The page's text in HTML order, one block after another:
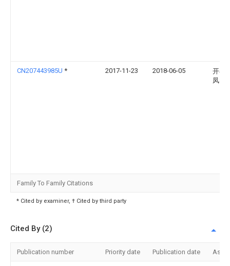
CN207443985U * 2017-11-23 2018-06-05
开县
凤养
Family To Family Citations
* Cited by examiner, † Cited by third party
Cited By (2)
Publication number Priority date Publication date